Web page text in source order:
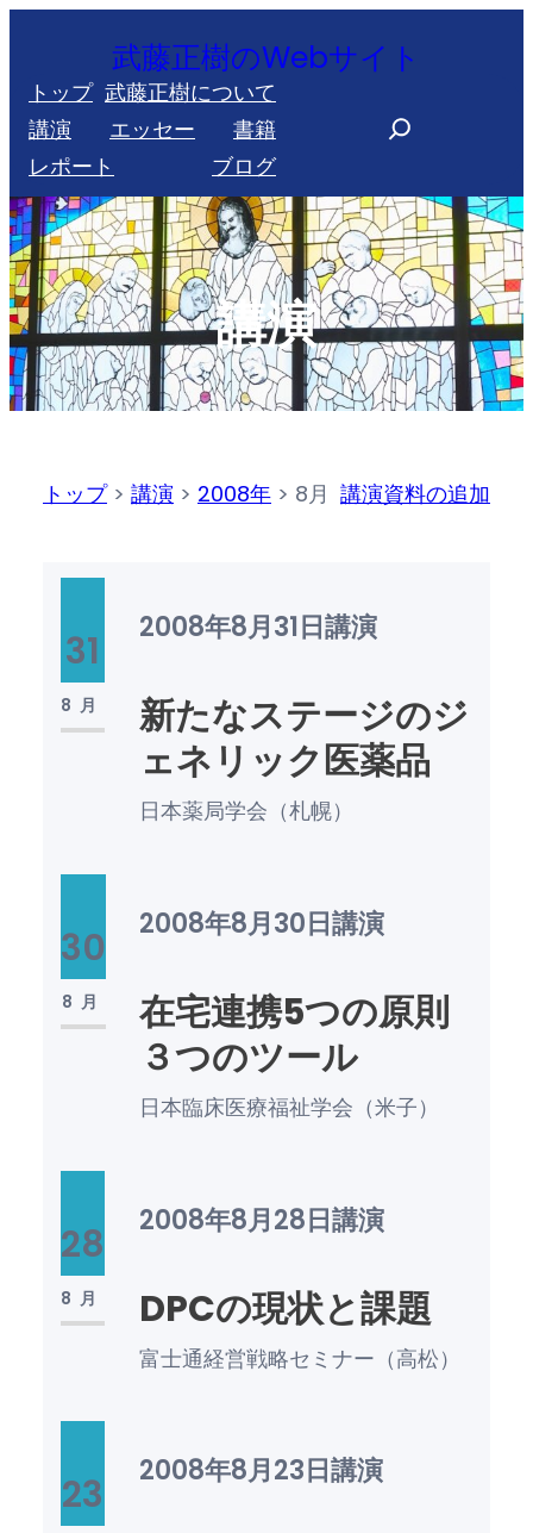
を
ス
キ
ッ
プ
武藤正樹のWebサイト
トップ 武藤正樹について
講演
エッセー
書籍
レポート
ブログ
r
c
h
講演
トップ> 講演 > 2008年 > 8月 講演資料の追加
31
8月
2008年8月31日講演
新たなステージのジ
ェネリック医薬品
日本薬局学会（札幌）
30
8月
2008年8月30日講演
在宅連携5つの原則
３つのツール
日本臨床医療福祉学会（米子）
28
8月
2008年8月28日講演
DPCの現状と課題
富士通経営戦略セミナー（高松）
23 2008年8月23日講演